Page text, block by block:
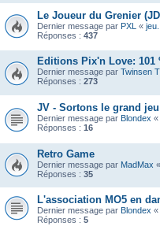
Le Joueur du Grenier
Dernier message par PXL «
Réponses : 437
Editions Pix'n Love: 101
Dernier message par Twinsen
Réponses : 273
JV - Sortons le grand jeu
Dernier message par Blondex «
Réponses : 16
Retro Game
Dernier message par MadMax «
Réponses : 35
L'association MO5 en
Dernier message par Blondex «
Réponses : 5